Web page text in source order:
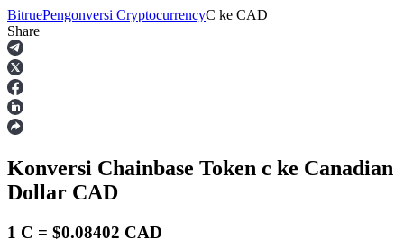
Berjangka
BitruePengonversi CryptocurrencyC ke CAD
Share
Konversi Chainbase Token c ke Canadian
Dollar CAD
1 C = $0.08402 CAD